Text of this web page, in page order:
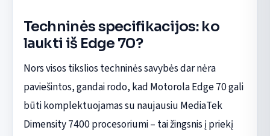
Techninės specifikacijos: ko
laukti iš Edge 70?
Nors visos tikslios techninės savybės dar nėra
paviešintos, gandai rodo, kad Motorola Edge 70 gali
būti komplektuojamas su naujausiu MediaTek
Dimensity 7400 procesoriumi – tai žingsnis į priekį